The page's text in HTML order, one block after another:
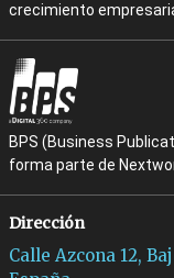
crecimiento
BPS (Business
forma parte de
Dirección
Calle Azcona 12,